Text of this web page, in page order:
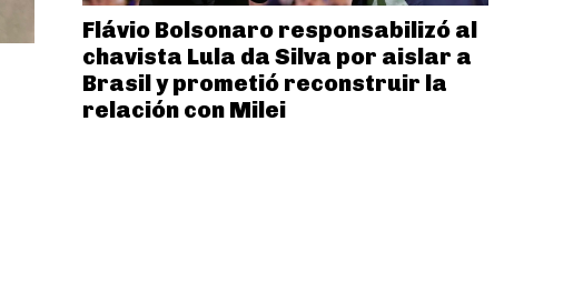
Flávio Bolsonaro responsabilizó al
chavista Lula da Silva por aislar a
Brasil y prometió reconstruir la
relación con Milei